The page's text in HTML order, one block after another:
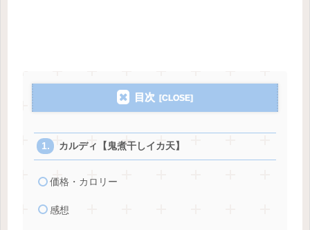
目次
カルディ【鬼煮干しイカ天】
価格・カロリー
感想